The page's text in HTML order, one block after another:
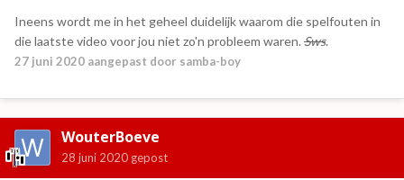
Ineens wordt me in het geheel duidelijk waarom die spelfouten in
die laatste video voor jou niet zo'n probleem waren. Sws.
27 juni 2020 aangepast door samba-boy
WouterBoeve
28 juni 2020 gepost